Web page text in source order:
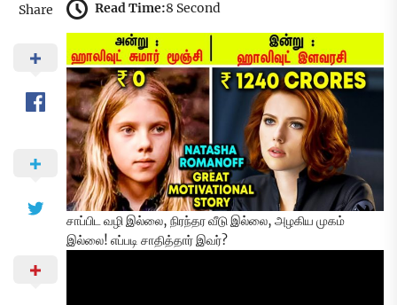
Share Read Time:8 Second
சாப்பிட வழி இல்லை, நிரந்தர வீடு இல்லை, அழகிய முகம்
இல்லை! எப்படி சாதித்தார் இவர்?